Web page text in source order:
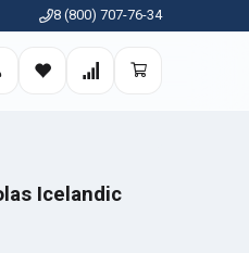
8 (800) 707-76-34
Icelandic